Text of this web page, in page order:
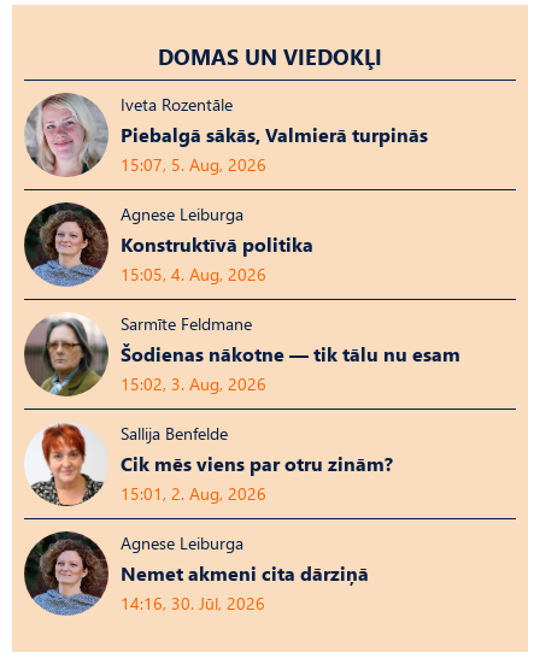
DOMAS UN VIEDOKĻI
Iveta Rozentāle
Piebalgā sākās, Valmierā turpinās
15:07, 5. Aug, 2026
Agnese Leiburga
Konstruktīvā politika
15:05, 4. Aug, 2026
Sarmīte Feldmane
Šodienas nākotne — tik tālu nu esam
15:02, 3. Aug, 2026
Sallija Benfelde
Cik mēs viens par otru zinām?
15:01, 2. Aug, 2026
Agnese Leiburga
Nemet akmeni cita dārziņā
14:16, 30. Jūl, 2026